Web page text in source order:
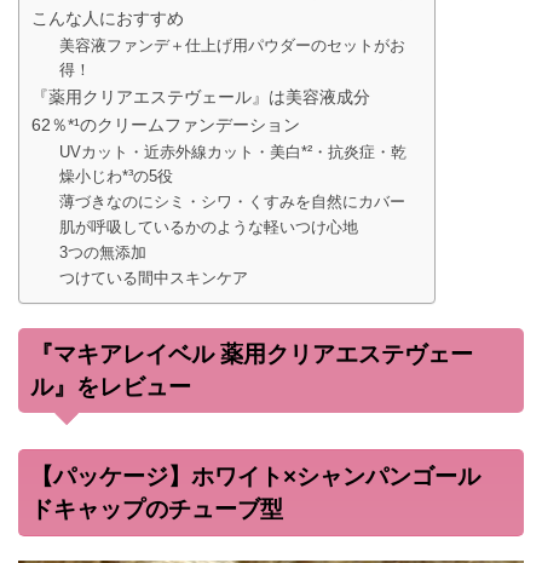
こんな人におすすめ
美容液ファンデ＋仕上げ用パウダーのセットがお
得！
『薬用クリアエステヴェール』は美容液成分
62％*¹のクリームファンデーション
UVカット・近赤外線カット・美白*²・抗炎症・乾
燥小じわ*³の5役
薄づきなのにシミ・シワ・くすみを自然にカバー
肌が呼吸しているかのような軽いつけ心地
3つの無添加
つけている間中スキンケア
『マキアレイベル 薬用クリアエステヴェー
ル』をレビュー
【パッケージ】ホワイト×シャンパンゴール
ドキャップのチューブ型